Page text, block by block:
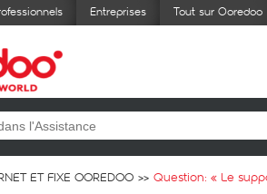
Entreprises Tout sur Ooredoo
ET FIXE OOREDOO Question: « Le